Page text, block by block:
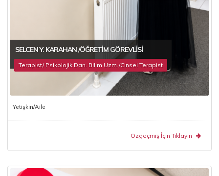
SELCEN Y. KARAHAN /ÖĞRETIM GÖREVLISI
Terapist/ Psikolojik Dan. Bilim Uzm./Cinsel Terapist
Yetişkin/Aile
Özgeçmiş İçin Tıklayın